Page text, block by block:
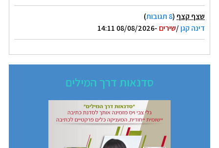
שצף קצף (8 תגובות
)
דינה קגן/שירים -08/08/2026 14:11
סדנאות דרך המילים